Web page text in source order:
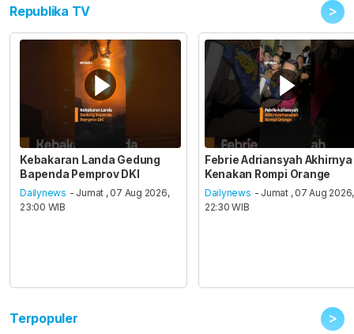
Republika TV >
Kebakaran Landa Gedung
Bapenda Pemprov DKI
Dailynews - Jumat , 07 Aug 2026,
23:00 WIB
Febrie Adriansyah Akhirnya
Kenakan Rompi Orange
Dailynews - Jumat , 07 Aug 2026,
22:30 WIB
Terpopuler >